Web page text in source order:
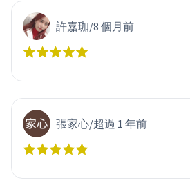
許嘉珈/8 個月前
張家心/超過 1 年前